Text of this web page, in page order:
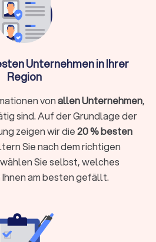
ein Steuerberater zwingend
Arbeitnehmer-Steuererklärungen
oft die Software ELSTER oder
Ein Steuerberater lohnt sich
Kapitalvermögen oder anderen
Sachverhalte vorliegen wie
oder Beteiligungen
Jahresabschlüsse oder
proaktive Gestaltungsberatung
Unternehmen in Ihrer
Region
vonallen Unternehmen,
sind. Auf der Grundlage der
zeigen wir die20 % besten
Sie nach dem richtigen
Sie selbst, welches
am besten gefällt.